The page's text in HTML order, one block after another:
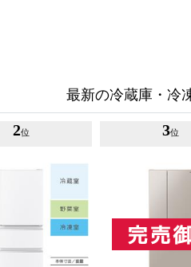
最新の冷蔵庫・冷
2位 3位